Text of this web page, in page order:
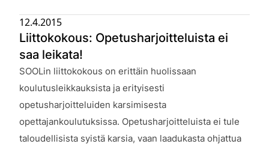
Liittokokous: Opetusharjoitteluista ei
saa leikata!
Julkaistu:
12.4.2015
SOOLin liittokokous on erittäin huolissaan
koulutusleikkauksista ja erityisesti
opetusharjoitteluiden karsimisesta
opettajankoulutuksissa. Opetusharjoitteluista ei tule
taloudellisista syistä karsia, vaan laadukasta ohjattua